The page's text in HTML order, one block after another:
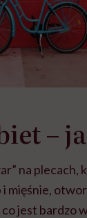
–
na
i mięśnie,
co jest bardzo